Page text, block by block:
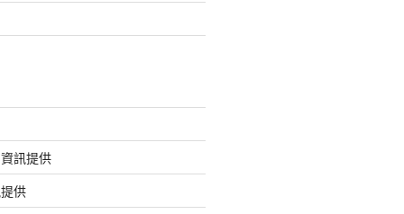
訊提供
供